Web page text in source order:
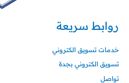
روابط سريعة
خدمات تسويق الكتروني
تسويق الكتروني بجدة
تواصل